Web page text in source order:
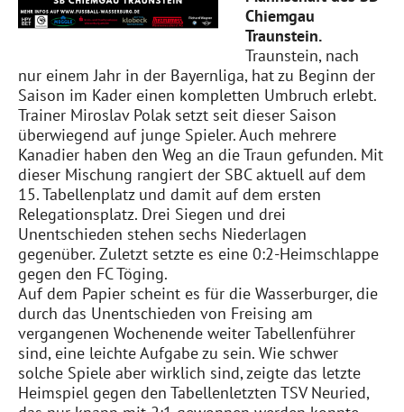
Chiemgau
Traunstein.
Traunstein, nach
nur einem Jahr in der Bayernliga, hat zu Beginn der
Saison im Kader einen kompletten Umbruch erlebt.
Trainer Miroslav Polak setzt seit dieser Saison
überwiegend auf junge Spieler. Auch mehrere
Kanadier haben den Weg an die Traun gefunden. Mit
dieser Mischung rangiert der SBC aktuell auf dem
15. Tabellenplatz und damit auf dem ersten
Relegationsplatz. Drei Siegen und drei
Unentschieden stehen sechs Niederlagen
gegenüber. Zuletzt setzte es eine 0:2-Heimschlappe
gegen den FC Töging.
Auf dem Papier scheint es für die Wasserburger, die
durch das Unentschieden von Freising am
vergangenen Wochenende weiter Tabellenführer
sind, eine leichte Aufgabe zu sein. Wie schwer
solche Spiele aber wirklich sind, zeigte das letzte
Heimspiel gegen den Tabellenletzten TSV Neuried,